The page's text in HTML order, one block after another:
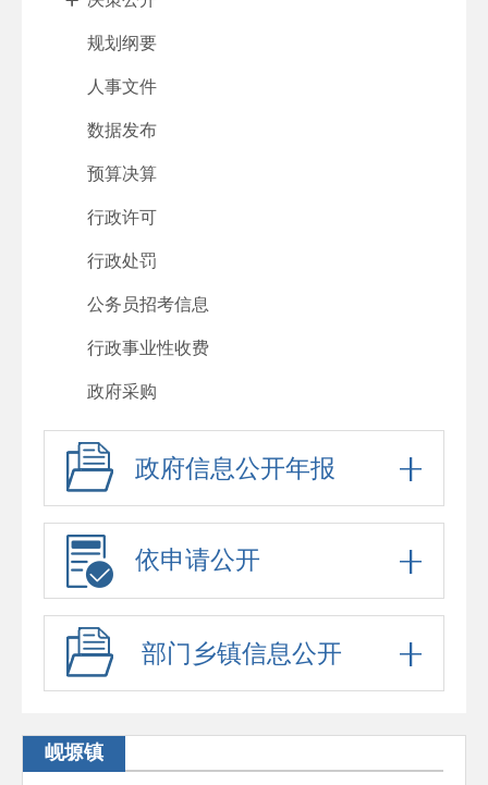
规划纲要
人事文件
数据发布
预算决算
行政许可
行政处罚
公务员招考信息
行政事业性收费
政府采购
重大项目
重大民生信息
建议提案办理
政府工作报告
政府信息公开标准目录
助企纾困
基层政务公开标准化规范化
政府信息公开年报
依申请公开
部门乡镇信息公开
岘塬镇